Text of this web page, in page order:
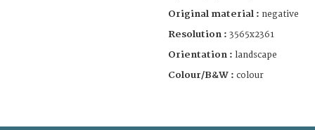
Original material : negative
Resolution : 3565x2361
Orientation : landscape
Colour/B&W : colour